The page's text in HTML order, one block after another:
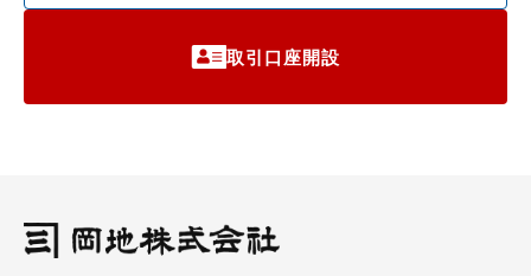
取引口座開設